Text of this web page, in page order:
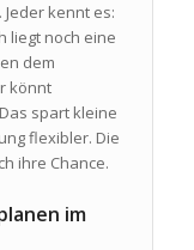
kennt es:
liegt noch eine
dem
könnt
spart kleine
flexibler. Die
ihre Chance.
im